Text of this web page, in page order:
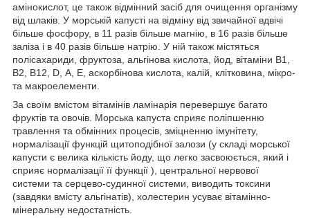
амінокислот, це також відмінний засіб для очищення організму
від шлаків. У морській капусті на відміну від звичайної вдвічі
більше фосфору, в 11 разів більше магнію, в 16 разів більше
заліза і в 40 разів більше натрію. У ній також містяться
полісахариди, фруктоза, альгінова кислота, йод, вітаміни В1,
В2, В12, D, А, Е, аскорбінова кислота, калій, клітковина, мікро-
та макроелементи.
За своїм вмістом вітамінів ламінарія перевершує багато
фруктів та овочів. Морська капуста сприяє поліпшенню
травлення та обмінних процесів, зміцненню імунітету,
нормалізації функцій щитоподібної залози (у складі морської
капусти є велика кількість йоду, що легко засвоюється, який і
сприяє нормалізації її функції ), центральної нервової
системи та серцево-судинної системи, виводить токсини
(завдяки вмісту альгінатів), холестерин усуває вітамінно-
мінеральну недостатність.